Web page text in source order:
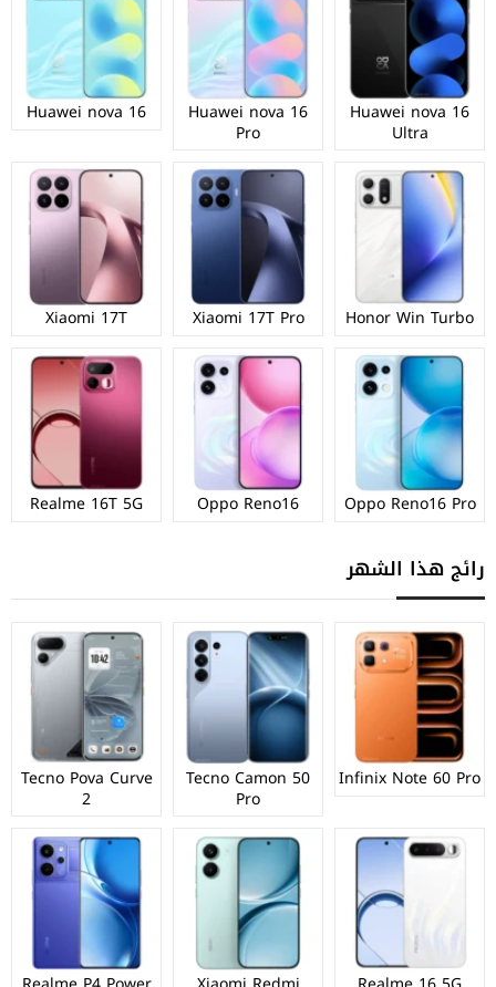
Huawei nova 16
Ultra
Huawei nova 16
Pro
Huawei nova 16
Honor Win Turbo
Xiaomi 17T Pro
Xiaomi 17T
Oppo Reno16 Pro
Oppo Reno16
Realme 16T 5G
رائج هذا الشهر
Infinix Note 60 Pro
Tecno Camon 50
Pro
Tecno Pova Curve
2